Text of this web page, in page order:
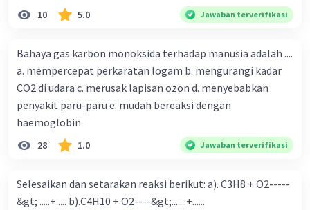
10 5.0 Jawaban terverifikasi
Bahaya gas karbon monoksida terhadap manusia adalah ....
a. mempercepat perkaratan logam b. mengurangi kadar
CO2 di udara c. merusak lapisan ozon d. menyebabkan
penyakit paru-paru e. mudah bereaksi dengan
haemoglobin
28 1.0 Jawaban terverifikasi
Selesaikan dan setarakan reaksi berikut: a). C3H8 + O2-----
&gt; .....+..... b).C4H10 + O2----&gt;.......+......